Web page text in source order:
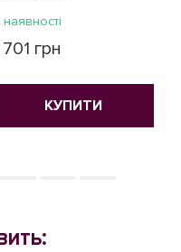
701 грн
КУПИТИ